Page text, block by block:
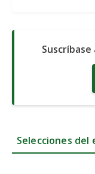
Selecciones del